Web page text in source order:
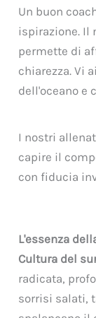
Un buon
ispirazione. Il
permette di
chiarezza. Vi
dell'oceano e
I nostri
capire il
con fiducia
L'essenza
Cultura del
radicata,
sorrisi salati,